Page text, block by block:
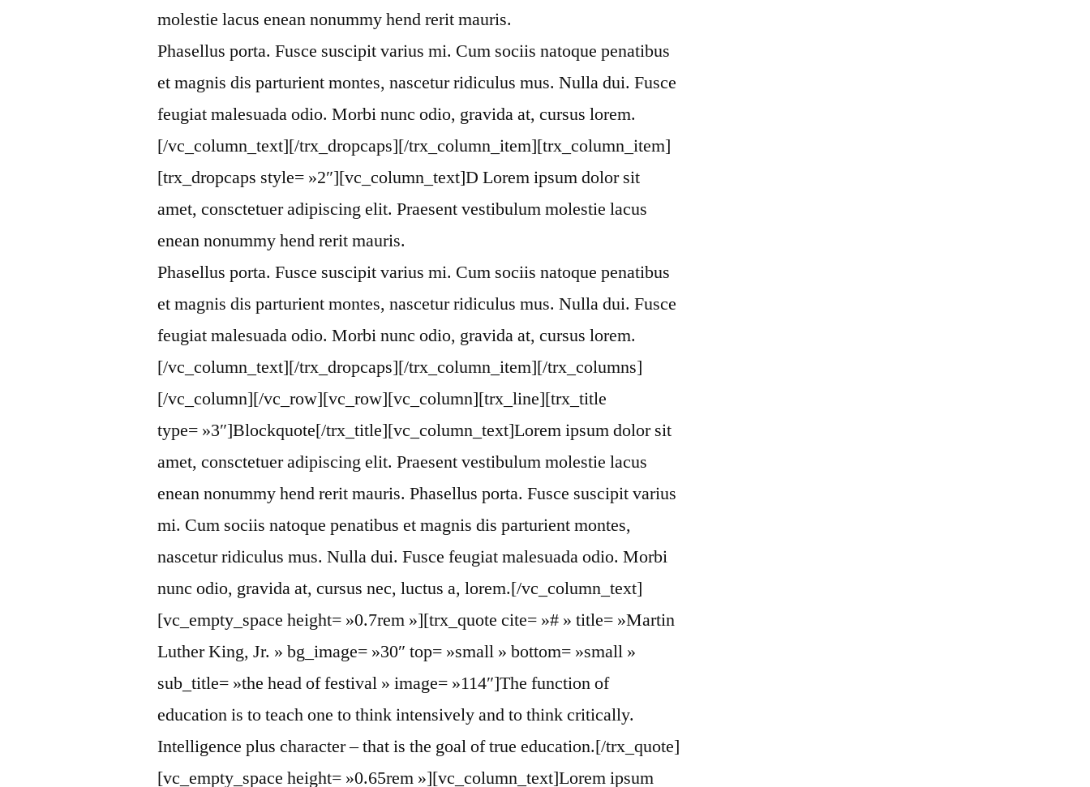
molestie lacus enean nonummy hend rerit mauris.
Phasellus porta. Fusce suscipit varius mi. Cum sociis natoque penatibus
et magnis dis parturient montes, nascetur ridiculus mus. Nulla dui. Fusce
feugiat malesuada odio. Morbi nunc odio, gravida at, cursus lorem.
[/vc_column_text][/trx_dropcaps][/trx_column_item][trx_column_item]
[trx_dropcaps style= »2″][vc_column_text]D Lorem ipsum dolor sit
amet, consctetuer adipiscing elit. Praesent vestibulum molestie lacus
enean nonummy hend rerit mauris.
Phasellus porta. Fusce suscipit varius mi. Cum sociis natoque penatibus
et magnis dis parturient montes, nascetur ridiculus mus. Nulla dui. Fusce
feugiat malesuada odio. Morbi nunc odio, gravida at, cursus lorem.
[/vc_column_text][/trx_dropcaps][/trx_column_item][/trx_columns]
[/vc_column][/vc_row][vc_row][vc_column][trx_line][trx_title
type= »3″]Blockquote[/trx_title][vc_column_text]Lorem ipsum dolor sit
amet, consctetuer adipiscing elit. Praesent vestibulum molestie lacus
enean nonummy hend rerit mauris. Phasellus porta. Fusce suscipit varius
mi. Cum sociis natoque penatibus et magnis dis parturient montes,
nascetur ridiculus mus. Nulla dui. Fusce feugiat malesuada odio. Morbi
nunc odio, gravida at, cursus nec, luctus a, lorem.[/vc_column_text]
[vc_empty_space height= »0.7rem »][trx_quote cite= »# » title= »Martin
Luther King, Jr. » bg_image= »30″ top= »small » bottom= »small »
sub_title= »the head of festival » image= »114″]The function of
education is to teach one to think intensively and to think critically.
Intelligence plus character – that is the goal of true education.[/trx_quote]
[vc_empty_space height= »0.65rem »][vc_column_text]Lorem ipsum